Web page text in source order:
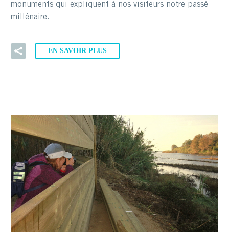
monuments qui expliquent à nos visiteurs notre passé
millénaire.
EN SAVOIR PLUS